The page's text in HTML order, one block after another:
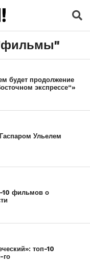
будет продолжение
экспрессе“»
Ульелем
10 фильмов о
топ-10
го